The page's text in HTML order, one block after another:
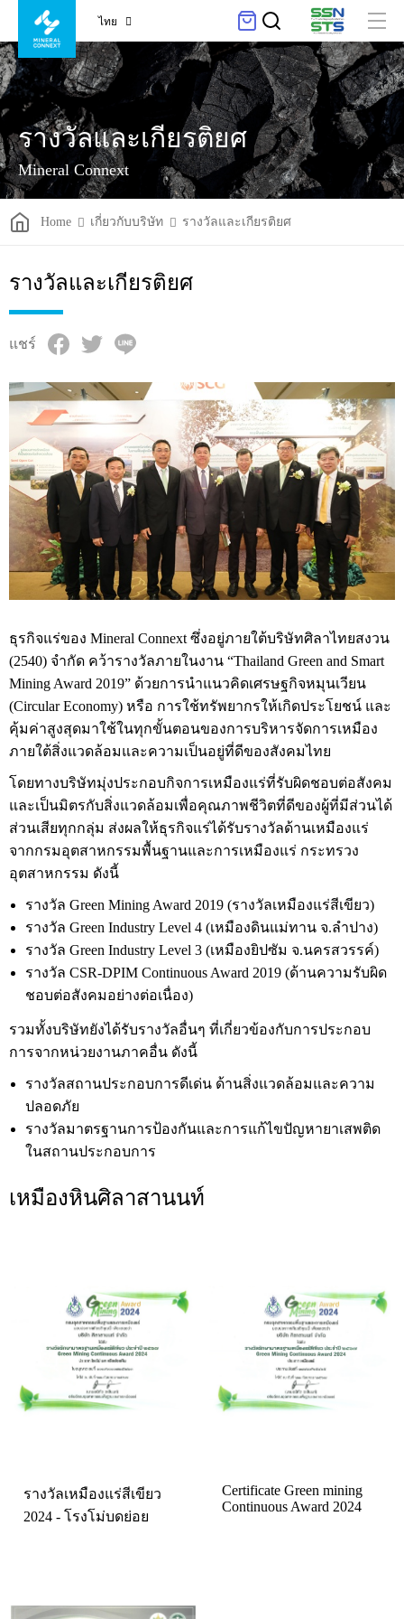
ไทย
รางวัลและเกียรติยศ
Mineral Connext
Home เกี่ยวกับบริษัท รางวัลและเกียรติยศ
รางวัลและเกียรติยศ
แชร์
ธุรกิจแร่ของ Mineral Connext ซึ่งอยู่ภายใต้บริษัทศิลาไทยสงวน
(2540) จำกัด คว้ารางวัลภายในงาน “Thailand Green and Smart
Mining Award 2019” ด้วยการนำแนวคิดเศรษฐกิจหมุนเวียน
(Circular Economy) หรือ การใช้ทรัพยากรให้เกิดประโยชน์ และ
คุ้มค่าสูงสุดมาใช้ในทุกขั้นตอนของการบริหารจัดการเหมือง
ภายใต้สิ่งแวดล้อมและความเป็นอยู่ที่ดีของสังคมไทย
โดยทางบริษัทมุ่งประกอบกิจการเหมืองแร่ที่รับผิดชอบต่อสังคม
และเป็นมิตรกับสิ่งแวดล้อมเพื่อคุณภาพชีวิตที่ดีของผู้ที่มีส่วนได้
ส่วนเสียทุกกลุ่ม ส่งผลให้ธุรกิจแร่ได้รับรางวัลด้านเหมืองแร่
จากกรมอุตสาหกรรมพื้นฐานและการเหมืองแร่ กระทรวง
อุตสาหกรรม ดังนี้
รางวัล Green Mining Award 2019 (รางวัลเหมืองแร่สีเขียว)
รางวัล Green Industry Level 4 (เหมืองดินแม่ทาน จ.ลำปาง)
รางวัล Green Industry Level 3 (เหมืองยิปซัม จ.นครสวรรค์)
รางวัล CSR-DPIM Continuous Award 2019 (ด้านความรับผิด
ชอบต่อสังคมอย่างต่อเนื่อง)
รวมทั้งบริษัทยังได้รับรางวัลอื่นๆ ที่เกี่ยวข้องกับการประกอบ
การจากหน่วยงานภาคอื่น ดังนี้
รางวัลสถานประกอบการดีเด่น ด้านสิ่งแวดล้อมและความ
ปลอดภัย
รางวัลมาตรฐานการป้องกันและการแก้ไขปัญหายาเสพติด
ในสถานประกอบการ
เหมืองหินศิลาสานนท์
รางวัลเหมืองแร่สีเขียว
2024 - โรงโม่บดย่อย
Certificate Green mining
Continuous Award 2024